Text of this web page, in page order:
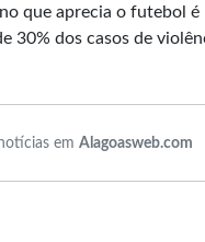
que aprecia o futebol
dos casos de
em Alagoasweb.com